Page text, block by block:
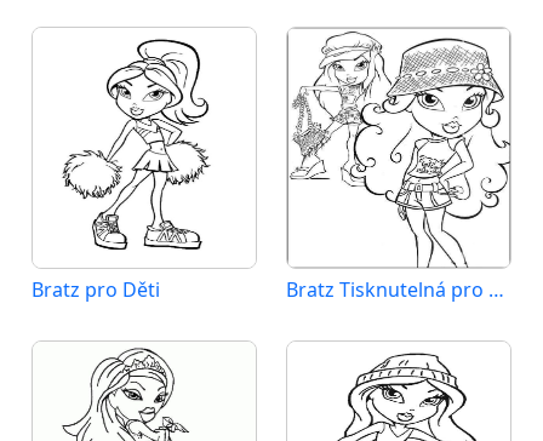
Bratz pro Děti Bratz Tisknutelná pro Děti